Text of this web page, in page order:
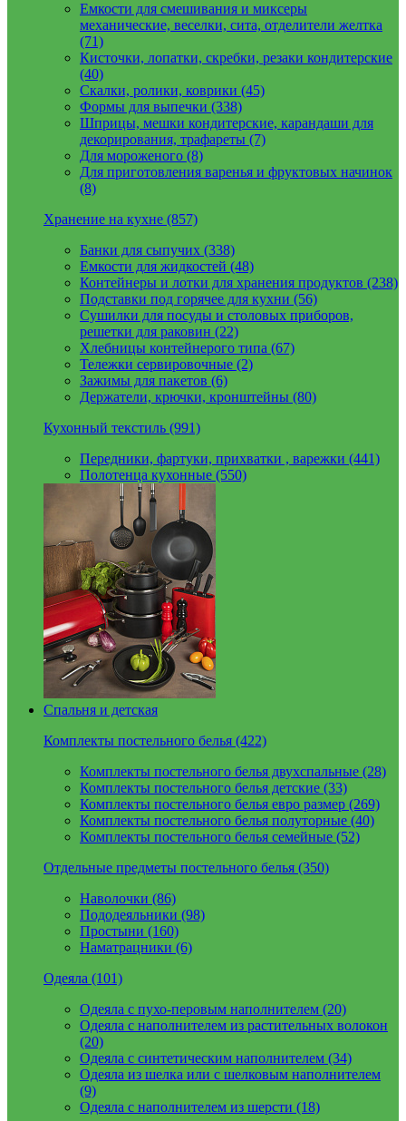
Емкости для смешивания и миксеры
механические, веселки, сита, отделители желтка
(71)
Кисточки, лопатки, скребки, резаки кондитерские
(40)
Скалки, ролики, коврики (45)
Формы для выпечки (338)
Шприцы, мешки кондитерские, карандаши для
декорирования, трафареты (7)
Для мороженого (8)
Для приготовления варенья и фруктовых начинок
(8)
Хранение на кухне (857)
Банки для сыпучих (338)
Емкости для жидкостей (48)
Контейнеры и лотки для хранения продуктов (238)
Подставки под горячее для кухни (56)
Сушилки для посуды и столовых приборов,
решетки для раковин (22)
Хлебницы контейнерого типа (67)
Тележки сервировочные (2)
Зажимы для пакетов (6)
Держатели, крючки, кронштейны (80)
Кухонный текстиль (991)
Передники, фартуки, прихватки , варежки (441)
Полотенца кухонные (550)
Спальня и детская
Комплекты постельного белья (422)
Комплекты постельного белья двухспальные (28)
Комплекты постельного белья детские (33)
Комплекты постельного белья евро размер (269)
Комплекты постельного белья полуторные (40)
Комплекты постельного белья семейные (52)
Отдельные предметы постельного белья (350)
Наволочки (86)
Пододеяльники (98)
Простыни (160)
Наматрацники (6)
Одеяла (101)
Одеяла с пухо-перовым наполнителем (20)
Одеяла с наполнителем из растительных волокон
(20)
Одеяла с синтетическим наполнителем (34)
Одеяла из шелка или с шелковым наполнителем
(9)
Одеяла с наполнителем из шерсти (18)